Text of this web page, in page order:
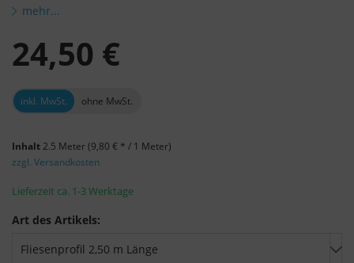
mehr...
24,50 €
inkl. MwSt. ohne MwSt.
Inhalt2.5 Meter(9,80 € * / 1 Meter)
zzgl. Versandkosten
Lieferzeit ca. 1-3 Werktage
Art des Artikels: